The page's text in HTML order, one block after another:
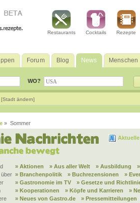
Restaurants Cocktails Rezepte
Forum Blog News Menschen
WO?
[Stadt ändern]
» Sommer
über
» Aktionen » Aus aller Welt » Ausbildung
» Branchenpolitik
» Buchrezensionen
»
» Gastronomie im TV
» Gesetze und
» Kooperationen
» Köpfe und Karrieren
»
» Neues von Gastro.de
» Pressemitteilungen